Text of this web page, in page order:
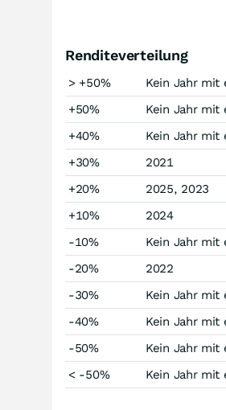
Renditeverteilung
> +50%
Kein Jahr mit
+50%
Kein Jahr mit
+40%
Kein Jahr mit
+30%
2021
+20%
2025, 2023
+10%
2024
-10%
Kein Jahr mit
-20%
2022
-30%
Kein Jahr mit
-40%
Kein Jahr mit
-50%
Kein Jahr mit
< -50%
Kein Jahr mit